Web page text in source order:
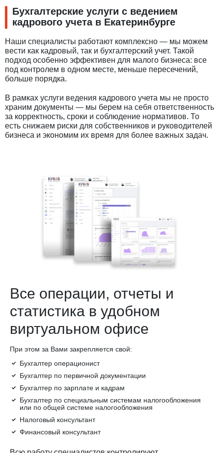
Бухгалтерские услуги с ведением
кадрового учета в Екатеринбурге
Наши специалисты работают комплексно — мы можем
вести как кадровый, так и бухгалтерский учет. Такой
подход особенно эффективен для малого бизнеса: все
под контролем в одном месте, меньше пересечений,
больше порядка.
В рамках услуги ведения кадрового учета мы не просто
храним документы — мы берем на себя ответственность
за корректность, сроки и соблюдение нормативов. То
есть снижаем риски для собственников и руководителей
бизнеса и экономим их время для более важных задач.
Все операции, отчеты и
статистика в удобном
виртуальном офисе
При этом за Вами закрепляется свой:
Бухгалтер операционист
Бухгалтер по первичной документации
Бухгалтер по зарплате и кадрам
Бухгалтер по специальным системам налогообложения
или по общей системе налогообложения
Налоговый консультант
Финансовый консультант